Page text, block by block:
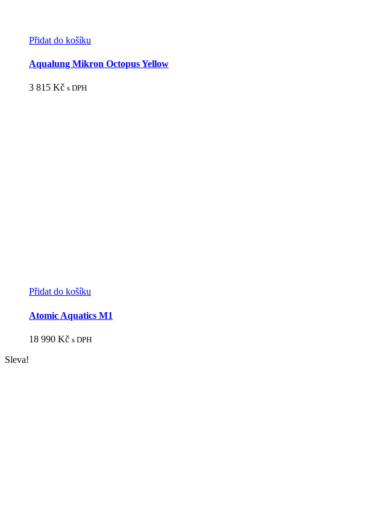
Přidat do košíku
Aqualung Mikron Octopus Yellow
3 815 Kč s DPH
Přidat do košíku
Atomic Aquatics M1
18 990 Kč s DPH
Sleva!